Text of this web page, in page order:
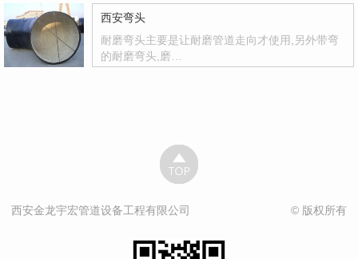
西安弯头
耐磨弯头主要是让耐磨管道走向才使用,另外带弯
的耐磨弯头,磨…
© 版权所有
西安金龙宇宏管道设备工程有限公司